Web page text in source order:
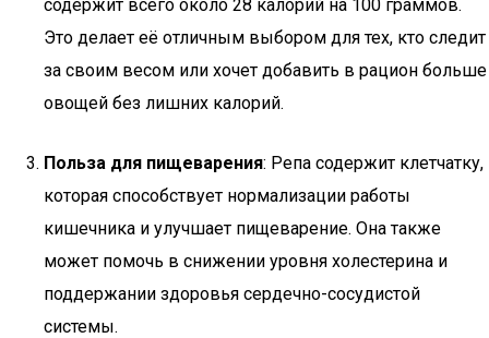
содержит всего около 28 калорий на 100 граммов.
Это делает её отличным выбором для тех, кто следит
за своим весом или хочет добавить в рацион больше
овощей без лишних калорий.
Польза для пищеварения: Репа содержит клетчатку,
которая способствует нормализации работы
кишечника и улучшает пищеварение. Она также
может помочь в снижении уровня холестерина и
поддержании здоровья сердечно-сосудистой
системы.